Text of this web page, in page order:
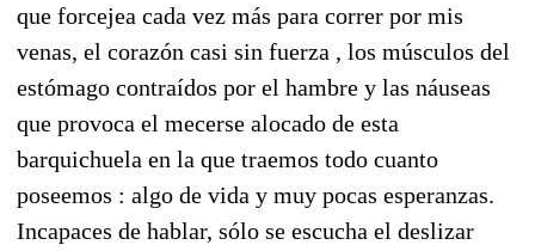
que forcejea cada vez más para correr por mis
venas, el corazón casi sin fuerza , los músculos del
estómago contraídos por el hambre y las náuseas
que provoca el mecerse alocado de esta
barquichuela en la que traemos todo cuanto
poseemos : algo de vida y muy pocas esperanzas.
Incapaces de hablar, sólo se escucha el deslizar